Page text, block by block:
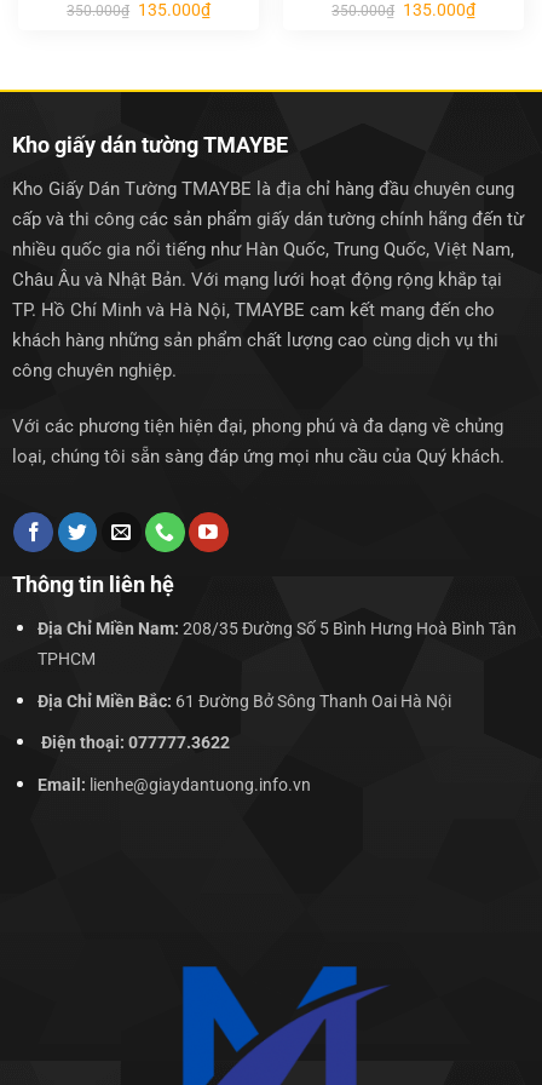
350.000₫ Giá
gốc
135.000₫Giá
hiện
350.000₫ Giá
gốc
135.000₫Giá
hiện
Kho giấy dán tường TMAYBE
Kho Giấy Dán Tường TMAYBE là địa chỉ hàng đầu chuyên cung
cấp và thi công các sản phẩm giấy dán tường chính hãng đến từ
nhiều quốc gia nổi tiếng như Hàn Quốc, Trung Quốc, Việt Nam,
Châu Âu và Nhật Bản. Với mạng lưới hoạt động rộng khắp tại
TP. Hồ Chí Minh và Hà Nội, TMAYBE cam kết mang đến cho
khách hàng những sản phẩm chất lượng cao cùng dịch vụ thi
công chuyên nghiệp.
Với các phương tiện hiện đại, phong phú và đa dạng về chủng
loại, chúng tôi sẵn sàng đáp ứng mọi nhu cầu của Quý khách.
Thông tin liên hệ
Địa Chỉ Miền Nam: 208/35 Đường Số 5 Bình Hưng Hoà Bình Tân
TPHCM
Địa Chỉ Miền Bắc: 61 Đường Bở Sông Thanh Oai Hà Nội
Điện thoại: 077777.3622
Email: lienhe@giaydantuong.info.vn